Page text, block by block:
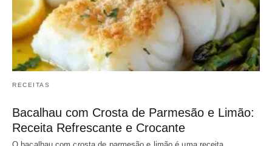
RECEITAS
Bacalhau com Crosta de Parmesão e Limão:
Receita Refrescante e Crocante